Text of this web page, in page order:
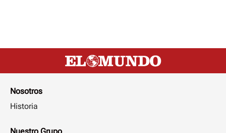
Nosotros
Historia